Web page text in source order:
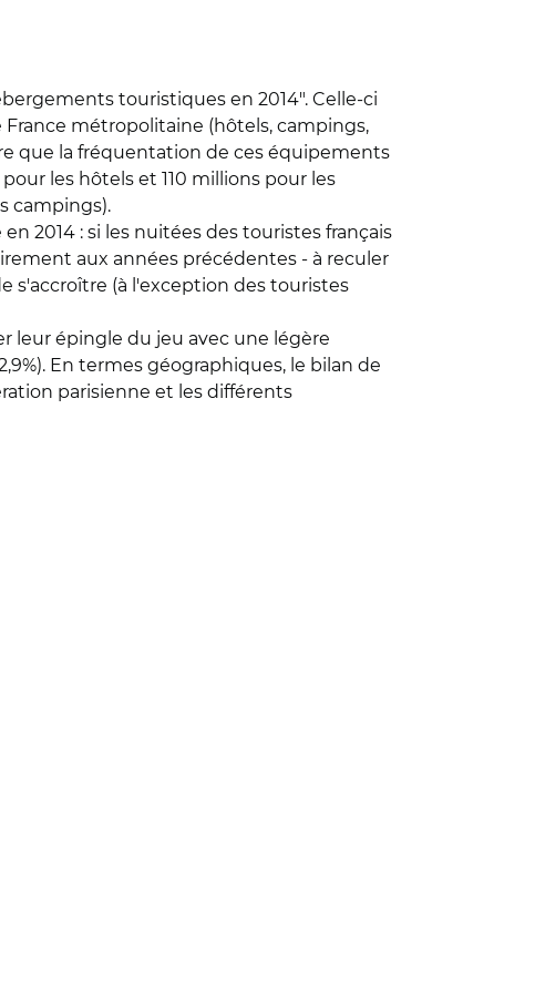
touristiques en 2014". Celle-ci
métropolitaine (hôtels, campings,
que la fréquentation de ces équipements
les hôtels et 110 millions pour les
campings).
2014 : si les nuitées des touristes français
aux années précédentes - à reculer
s'accroître (à l'exception des touristes
leur épingle du jeu avec une légère
En termes géographiques, le bilan de
parisienne et les différents